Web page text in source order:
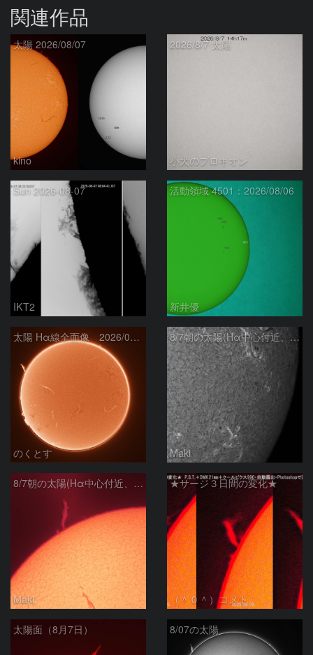
関連作品
太陽 2026/08/07
kino
2026/8/7 太陽
小犬のプロキオン
Sun 2026-08-07
IKT2
活動領域 4501：2026/08/06
新井優
太陽 Hα線全面像 2026/08/07
のくとす
8/7朝の太陽(Hα中心付近、4498、4502付近)
Maki
8/7朝の太陽(Hα中心付近、プロミネンス)
Maki
★サージ３日間の変化★
（＾０＾）コメト
太陽面（8月7日） 8/07の太陽